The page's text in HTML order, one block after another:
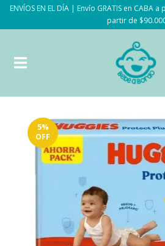
ENVÍOS EN EL DÍA | Envío GRATIS en CABA
partir de
5%
OFF